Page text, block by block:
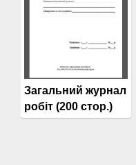
Загальний журнал
робіт (200 стор.)